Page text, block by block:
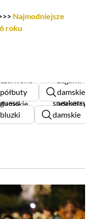
Najmodniejsze
roku
półbuty
damskie
damskie
adriatica
guess
bluzki
damskie
sneakersy
damskie
lasocki